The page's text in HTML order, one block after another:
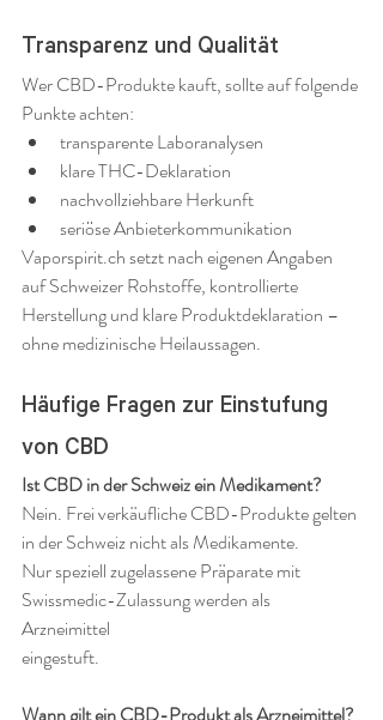
Transparenz und Qualität
Wer CBD-Produkte kauft, sollte auf folgende
Punkte achten:
transparente Laboranalysen
klare THC-Deklaration
nachvollziehbare Herkunft
seriöse Anbieterkommunikation
Vaporspirit.ch setzt nach eigenen Angaben
auf Schweizer Rohstoffe, kontrollierte
Herstellung und klare Produktdeklaration –
ohne medizinische Heilaussagen.
Häufige Fragen zur Einstufung
von CBD
Ist CBD in der Schweiz ein Medikament?
Nein. Frei verkäufliche CBD-Produkte gelten
in der Schweiz nicht als Medikamente.
Nur speziell zugelassene Präparate mit
Swissmedic-Zulassung werden als
Arzneimittel
eingestuft.